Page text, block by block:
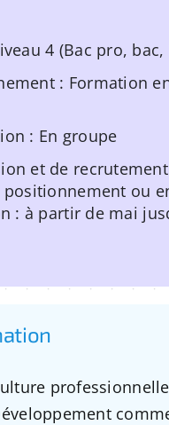
4 (Bac pro, bac,
: Formation
: En groupe
et de
positionnement ou
: à partir de mai